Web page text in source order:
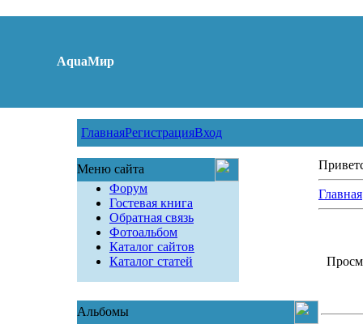
AquaМир
ГлавнаяРегистрацияВход
Меню сайта
Форум
Гостевая книга
Обратная связь
Фотоальбом
Каталог сайтов
Каталог статей
Альбомы
Главная